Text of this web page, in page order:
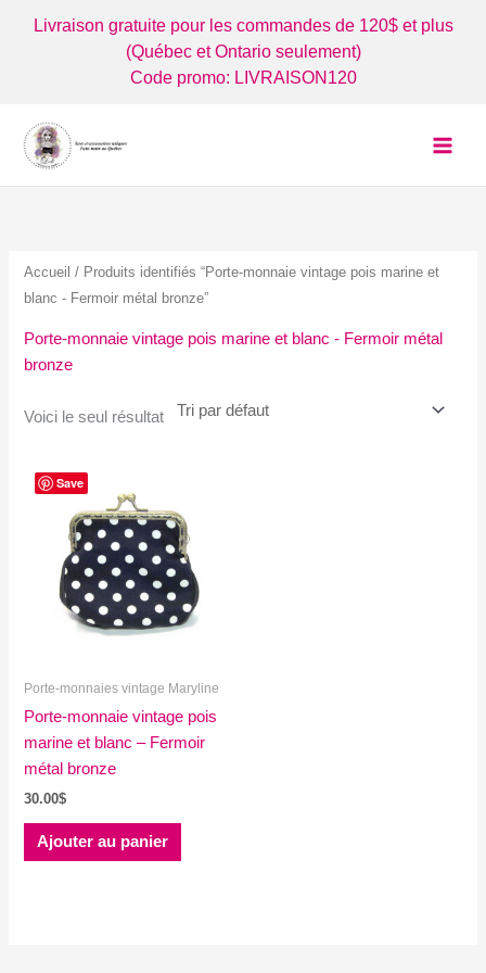
Livraison gratuite pour les commandes de 120$ et plus
(Québec et Ontario seulement)
Code promo: LIVRAISON120
Accueil / Produits identifiés “Porte-monnaie vintage pois marine et
blanc - Fermoir métal bronze”
Porte-monnaie vintage pois marine et blanc - Fermoir métal
bronze
Voici le seul résultat
Save
Porte-monnaies vintage Maryline
Porte-monnaie vintage pois
marine et blanc – Fermoir
métal bronze
30.00$
Ajouter au panier